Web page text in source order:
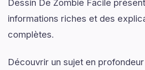
Dessin De Zombie Facile
informations riches et des
complètes.
Découvrir un sujet en